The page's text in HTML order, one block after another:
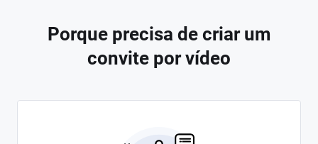
Porque precisa de criar um
convite por vídeo